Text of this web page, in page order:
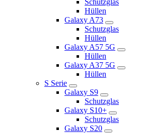
Schutzglas
Hüllen
Galaxy A73
Schutzglas
Hüllen
Galaxy A57 5G
Hüllen
Galaxy A37 5G
Hüllen
S Serie
Galaxy S9
Schutzglas
Galaxy S10+
Schutzglas
Galaxy S20